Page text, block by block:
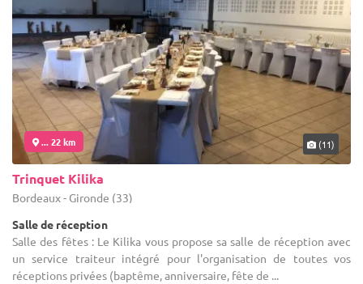
... 22 km (11)
Trinquet Kilika
Bordeaux - Gironde (33)
Salle de réception
Salle des fêtes : Le Kilika vous propose sa salle de réception avec
un service traiteur intégré pour l'organisation de toutes vos
réceptions privées (baptême, anniversaire, fête de ...